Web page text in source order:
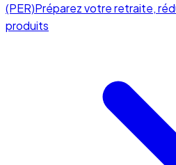
(PER)Préparez votre retraite,
produits